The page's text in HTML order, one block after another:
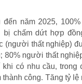
ĐẠO
đỏ
cả nước
đến năm 2025,
bị chấm dứt hợp
(người thất nghiệp)
80% người thất
khi có nhu cầu, trong
công. Tăng tỷ